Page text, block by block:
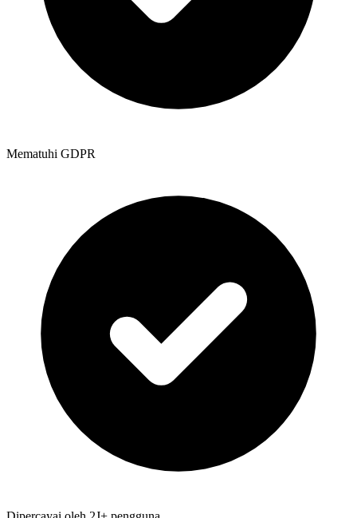
Mematuhi GDPR